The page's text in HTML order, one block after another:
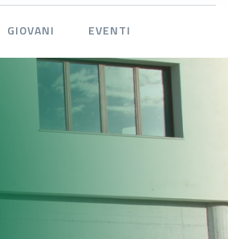
GIOVANI EVENTI